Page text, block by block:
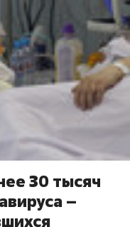
30 тысяч
–